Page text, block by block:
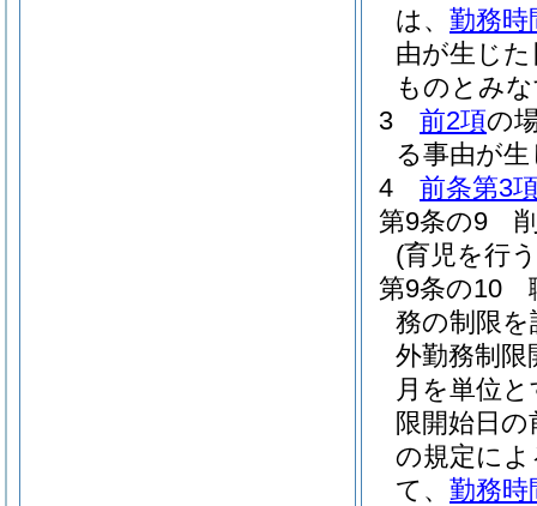
は、 勤務時
由が生じ
ものとみ
3
前2項の
る事由が
4
前条第3
第9条の9
(育児を行
第9条の10
務の制限
外勤務制限
月を単位
限開始日
の規定に
て、 勤務時